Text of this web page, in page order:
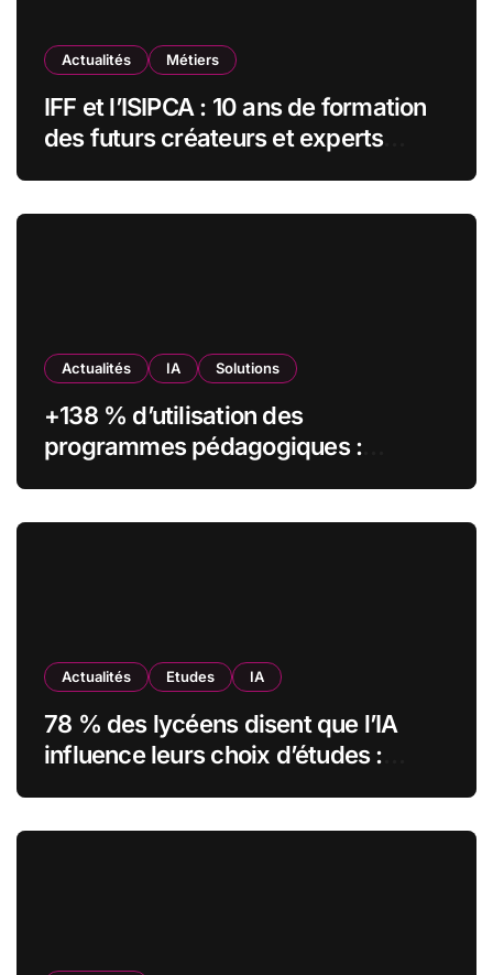
Actualités Métiers
IFF et l’ISIPCA : 10 ans de formation
des futurs créateurs et experts
Actualités IA Solutions
+138 % d’utilisation des
programmes pédagogiques :
Actualités Etudes IA
78 % des lycéens disent que l’IA
influence leurs choix d’études :